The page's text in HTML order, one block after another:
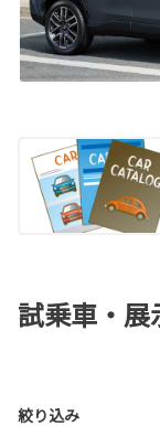
試乗車・
絞り込み